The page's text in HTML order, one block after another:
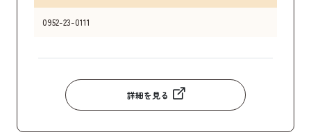
0952-23-0111
詳細を見る